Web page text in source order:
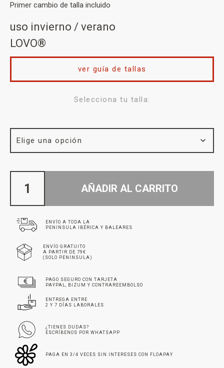
Primer cambio de talla incluido
uso invierno / verano
LOVO®
Selecciona tu talla:
ver guía de tallas
AÑADIR AL CARRITO
ENVÍO A TODA LA
PENINSULA IBÉRICA Y BALEARES
ENVÍO GRATUITO
A PARTIR DE 79€
(SOLO PENINSULA)
PAGO SEGURO CON TARJETA
PAYPAL, BIZUM Y CONTRAREEMBOLSO
ENTREGA ENTRE
2 Y 7 DÍAS LABORALES
¿TIENES DUDAS?
ESCRÍBENOS POR WHATSAPP
PAGA EN 3/4 VECES SIN INTERESES CON FLOAPAY